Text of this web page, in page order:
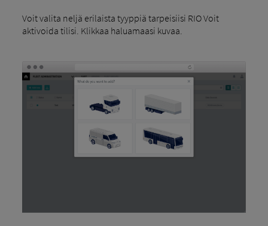
Voit valita neljä erilaista tyyppiä tarpeisiisi RIO Voit
aktivoida tilisi. Klikkaa haluamaasi kuvaa.